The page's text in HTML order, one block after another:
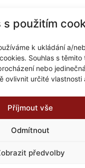
s použitím
k ukládání a/
Souhlas s
nebo
ovlivnit určité vlastnosti
Příjmout vše
Odmítnout
předvolby